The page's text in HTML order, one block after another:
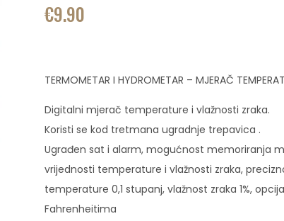
€9.90
TERMOMETAR I HYDROMETAR – MJERAČ
Digitalni mjerač temperature i vlažnosti zraka.
Koristi se kod tretmana ugradnje trepavica .
Ugrađen sat i alarm, mogućnost memoriranja
vrijednosti temperature i vlažnosti zraka,
temperature 0,1 stupanj, vlažnost zraka 1%,
Fahrenheitima